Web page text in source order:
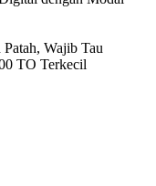
Wajib Tau
TO Terkecil